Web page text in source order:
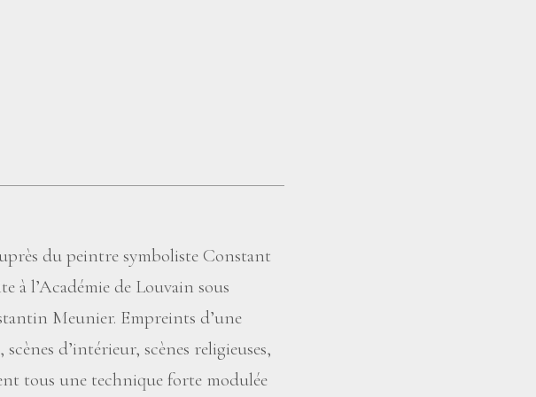
du peintre symboliste Constant
à l’Académie de Louvain sous
Meunier. Empreints d’une
d’intérieur, scènes religieuses,
tous une technique forte modulée